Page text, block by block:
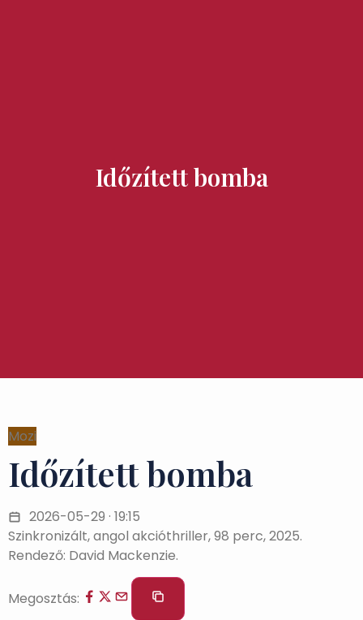
Időzített bomba
Mozi
Időzített bomba
2026-05-29 · 19:15
Szinkronizált, angol akcióthriller, 98 perc, 2025.
Rendező: David Mackenzie.
Megosztás: